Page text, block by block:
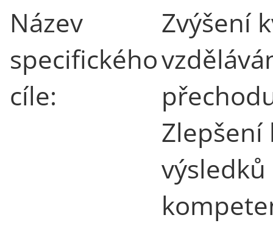
Název
specifického
cíle:
Zvýšení
Zlepšení
výsledků